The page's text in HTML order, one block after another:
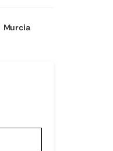
Murcia